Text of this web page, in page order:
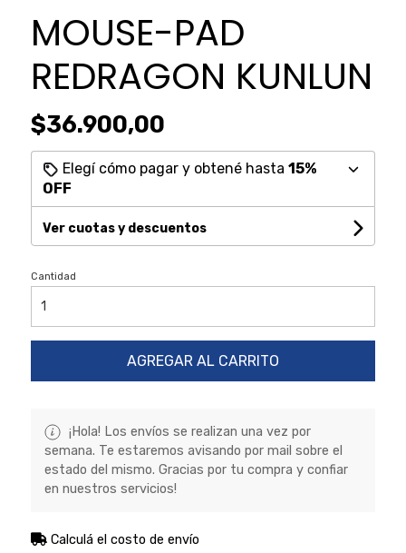
MOUSE-PAD
REDRAGON KUNLUN
$36.900,00
Elegí cómo pagar y obtené hasta 15%
OFF
Ver cuotas y descuentos
Cantidad
AGREGAR AL CARRITO
¡Hola! Los envíos se realizan una vez por
semana. Te estaremos avisando por mail sobre el
estado del mismo. Gracias por tu compra y confiar
en nuestros servicios!
Calculá el costo de envío